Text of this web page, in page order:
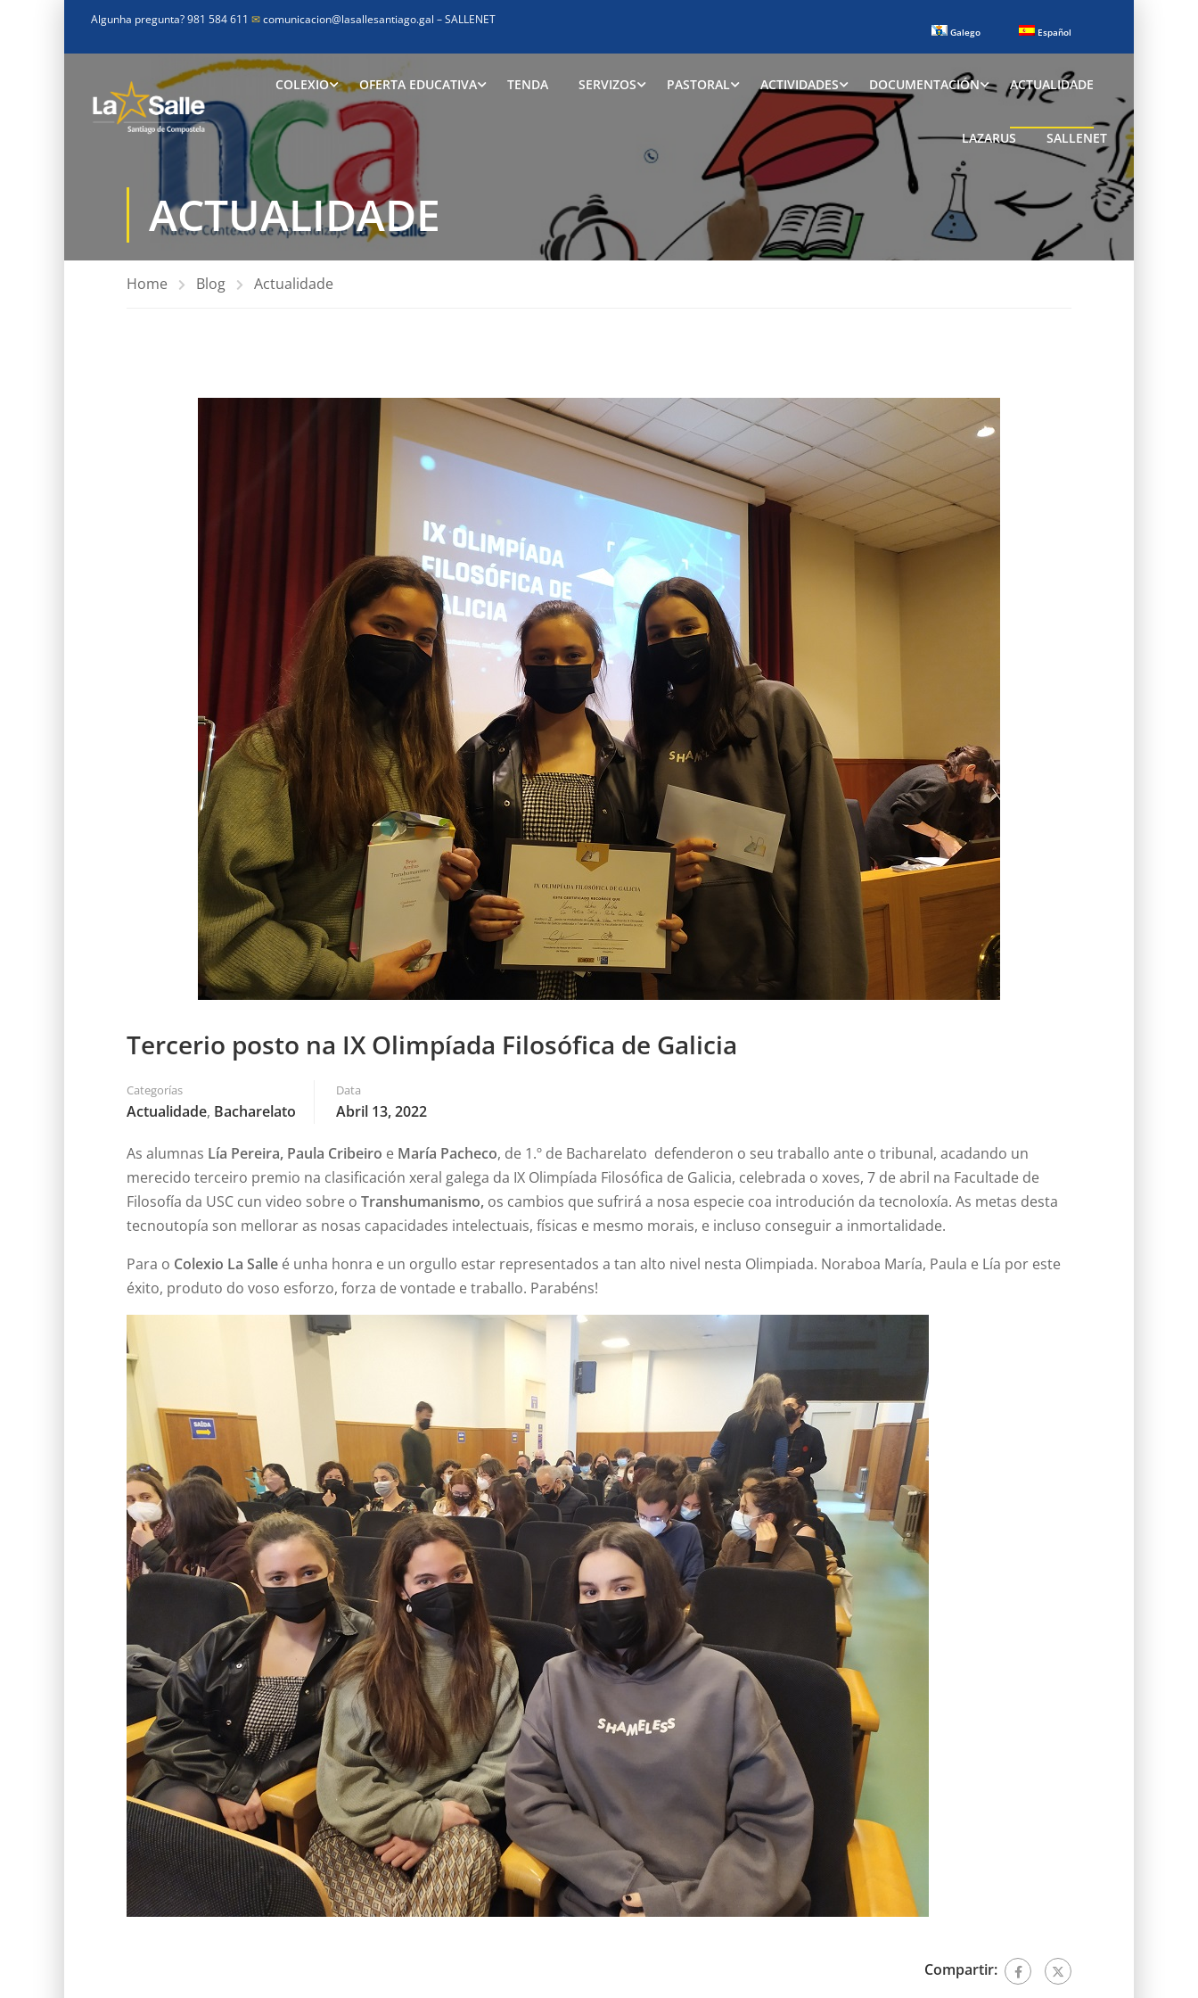
Algunha pregunta? 981 584 611 ✉comunicacion@lasallesantiago.gal –SALLENET
Galego Español
COLEXIO OFERTA EDUCATIVA TENDA SERVIZOS PASTORAL ACTIVIDADES DOCUMENTACIÓN ACTUALIDADE
LAZARUS SALLENET
ACTUALIDADE
Home Blog Actualidade
Tercerio posto na IX Olimpíada Filosófica de Galicia
Categorías
Actualidade, Bacharelato
Data
Abril 13, 2022
As alumnas Lía Pereira, Paula Cribeiro e María Pacheco, de 1.º de Bacharelato defenderon o seu traballo ante o tribunal, acadando un
merecido terceiro premio na clasificación xeral galega da IX Olimpíada Filosófica de Galicia, celebrada o xoves, 7 de abril na Facultade de
Filosofía da USC cun video sobre o Transhumanismo, os cambios que sufrirá a nosa especie coa introdución da tecnoloxía. As metas desta
tecnoutopía son mellorar as nosas capacidades intelectuais, físicas e mesmo morais, e incluso conseguir a inmortalidade.
Para o Colexio La Salle é unha honra e un orgullo estar representados a tan alto nivel nesta Olimpiada. Noraboa María, Paula e Lía por este
éxito, produto do voso esforzo, forza de vontade e traballo. Parabéns!
Compartir: